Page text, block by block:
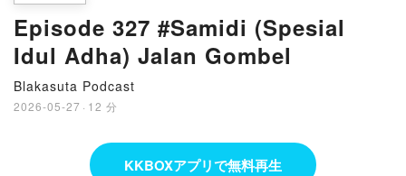
Episode 327 #Samidi (Spesial
Idul Adha) Jalan Gombel
Blakasuta Podcast
2026-05-27 · 12 分
KKBOXアプリで無料再生